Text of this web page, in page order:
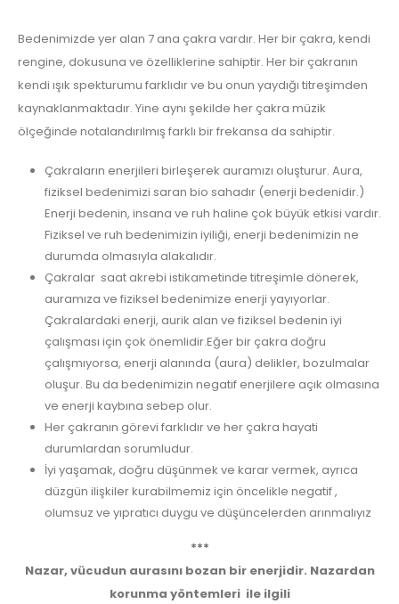
Bedenimizde yer alan 7 ana çakra vardır. Her bir çakra, kendi
rengine, dokusuna ve özelliklerine sahiptir. Her bir çakranın
kendi ışık spekturumu farklıdır ve bu onun yaydığı titreşimden
kaynaklanmaktadır. Yine aynı şekilde her çakra müzik
ölçeğinde notalandırılmış farklı bir frekansa da sahiptir.
Çakraların enerjileri birleşerek auramızı oluşturur. Aura,
fiziksel bedenimizi saran bio sahadır (enerji bedenidir.)
Enerji bedenin, insana ve ruh haline çok büyük etkisi vardır.
Fiziksel ve ruh bedenimizin iyiliği, enerji bedenimizin ne
durumda olmasıyla alakalıdır.
Çakralar saat akrebi istikametinde titreşimle dönerek,
auramıza ve fiziksel bedenimize enerji yayıyorlar.
Çakralardaki enerji, aurik alan ve fiziksel bedenin iyi
çalışması için çok önemlidir.Eğer bir çakra doğru
çalışmıyorsa, enerji alanında (aura) delikler, bozulmalar
oluşur. Bu da bedenimizin negatif enerjilere açık olmasına
ve enerji kaybına sebep olur.
Her çakranın görevi farklıdır ve her çakra hayati
durumlardan sorumludur.
İyi yaşamak, doğru düşünmek ve karar vermek, ayrıca
düzgün ilişkiler kurabilmemiz için öncelikle negatif ,
olumsuz ve yıpratıcı duygu ve düşüncelerden arınmalıyız
***
Nazar, vücudun aurasını bozan bir enerjidir. Nazardan
korunma yöntemleri ile ilgili